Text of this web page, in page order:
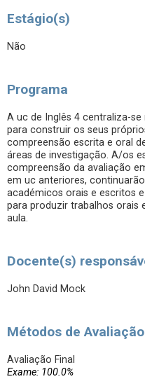
Estágio(s)
Não
Programa
A uc de Inglês 4 centraliza-
para construir os seus
compreensão escrita e oral
áreas de investigação. A/os
compreensão da avaliação
em uc anteriores,
académicos orais e escritos
para produzir trabalhos orais
aula.
Docente(s)
John David Mock
Métodos de Avaliação
Avaliação Final
Exame: 100.0%